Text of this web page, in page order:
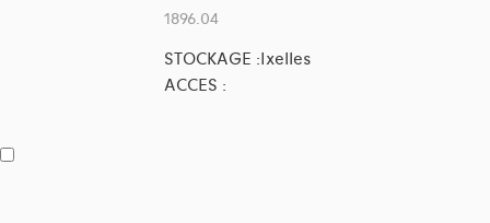
1896.04
STOCKAGE :Ixelles
ACCES :